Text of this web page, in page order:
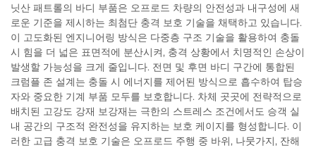
닛산 패트롤의 바디 부품은 오프로드 차량의 안전성과 내구성에 새
로운 기준을 제시하는 최첨단 충격 보호 기술을 채택하고 있습니다.
이 고도화된 엔지니어링 방식은 다중층 구조 기술을 활용하여 충돌
시 힘을 더 넓은 표면적에 분산시켜, 충격 상황에서 치명적인 손상이
발생할 가능성을 크게 줄입니다. 전면 및 후면 바디 구간에 통합된
크럼플 존 설계는 충돌 시 에너지를 제어된 방식으로 흡수하여 탑승
자와 중요한 기계 부품 모두를 보호합니다. 차체 곳곳에 전략적으로
배치된 고강도 강재 보강재는 극한의 스트레스 조건에서도 승객 실
내 공간의 구조적 완전성을 유지하는 보호 케이지를 형성합니다. 이
러한 고급 충격 보호 기술은 오프로드 주행 중 바위, 나뭇가지, 잔해